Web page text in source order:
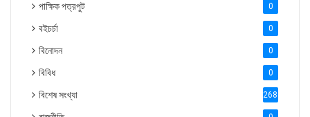
পাক্ষিক পত্রপুট 0
বইচর্চা 0
বিনোদন 0
বিবিধ 0
বিশেষ সংখ্যা 2686